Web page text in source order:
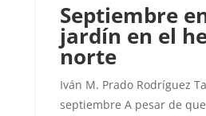
Septiembre
jardín en el
norte
Iván M. Prado Rodríguez
septiembre A pesar de